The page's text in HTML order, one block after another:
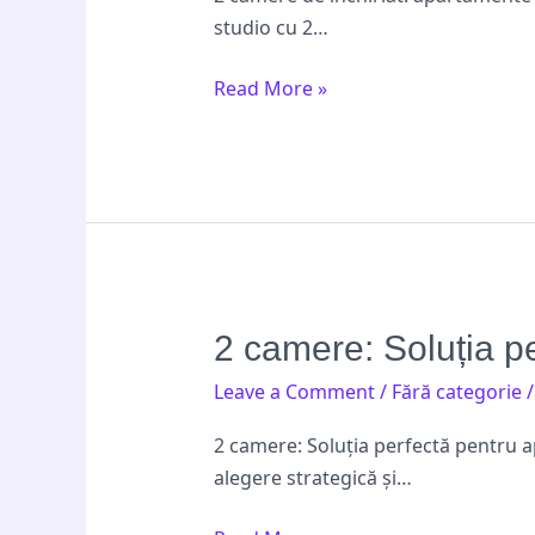
studio cu 2…
apartamente
pentru
Read More »
2 camere: Soluția
Leave a Comment/ Fără categorie
2 camere: Soluția perfectă pentru
alegere strategică și…
2
Soluția
perfectă
pentru